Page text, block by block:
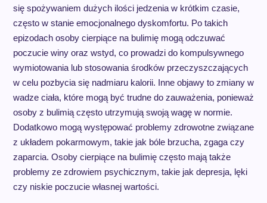
się spożywaniem dużych ilości jedzenia w krótkim czasie,
często w stanie emocjonalnego dyskomfortu. Po takich
epizodach osoby cierpiące na bulimię mogą odczuwać
poczucie winy oraz wstyd, co prowadzi do kompulsywnego
wymiotowania lub stosowania środków przeczyszczających
w celu pozbycia się nadmiaru kalorii. Inne objawy to zmiany w
wadze ciała, które mogą być trudne do zauważenia, ponieważ
osoby z bulimią często utrzymują swoją wagę w normie.
Dodatkowo mogą występować problemy zdrowotne związane
z układem pokarmowym, takie jak bóle brzucha, zgaga czy
zaparcia. Osoby cierpiące na bulimię często mają także
problemy ze zdrowiem psychicznym, takie jak depresja, lęki
czy niskie poczucie własnej wartości.